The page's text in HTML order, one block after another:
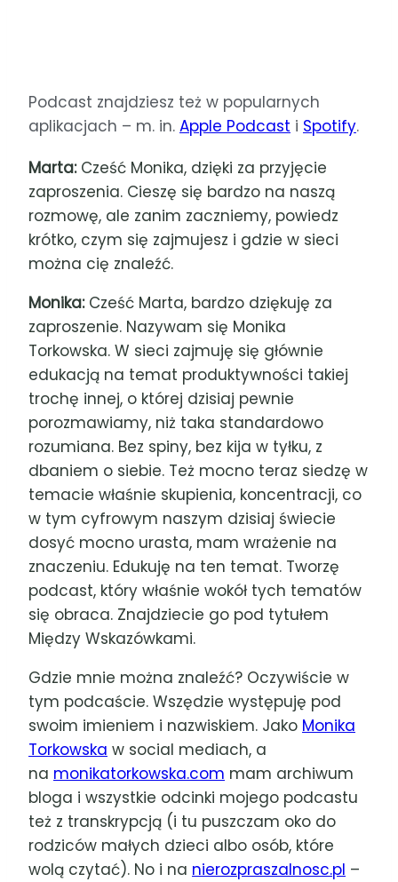
Podcast znajdziesz też w popularnych
aplikacjach – m. in. Apple Podcast i Spotify.
Marta: Cześć Monika, dzięki za przyjęcie
zaproszenia. Cieszę się bardzo na naszą
rozmowę, ale zanim zaczniemy, powiedz
krótko, czym się zajmujesz i gdzie w sieci
można cię znaleźć.
Monika: Cześć Marta, bardzo dziękuję za
zaproszenie. Nazywam się Monika
Torkowska. W sieci zajmuję się głównie
edukacją na temat produktywności takiej
trochę innej, o której dzisiaj pewnie
porozmawiamy, niż taka standardowo
rozumiana. Bez spiny, bez kija w tyłku, z
dbaniem o siebie. Też mocno teraz siedzę w
temacie właśnie skupienia, koncentracji, co
w tym cyfrowym naszym dzisiaj świecie
dosyć mocno urasta, mam wrażenie na
znaczeniu. Edukuję na ten temat. Tworzę
podcast, który właśnie wokół tych tematów
się obraca. Znajdziecie go pod tytułem
Między Wskazówkami.
Gdzie mnie można znaleźć? Oczywiście w
tym podcaście. Wszędzie występuję pod
swoim imieniem i nazwiskiem. Jako Monika
Torkowska w social mediach, a
na monikatorkowska.com mam archiwum
bloga i wszystkie odcinki mojego podcastu
też z transkrypcją (i tu puszczam oko do
rodziców małych dzieci albo osób, które
wolą czytać). No i na nierozpraszalnosc.pl –